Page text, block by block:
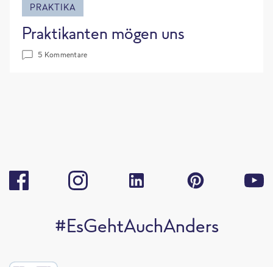
PRAKTIKA
Praktikanten mögen uns
5 Kommentare
#EsGehtAuchAnders